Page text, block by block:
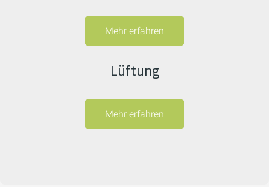
Mehr erfahren
Lüftung
Mehr erfahren